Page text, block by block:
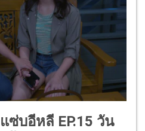
ซ่บอีหลี EP.15 วัน